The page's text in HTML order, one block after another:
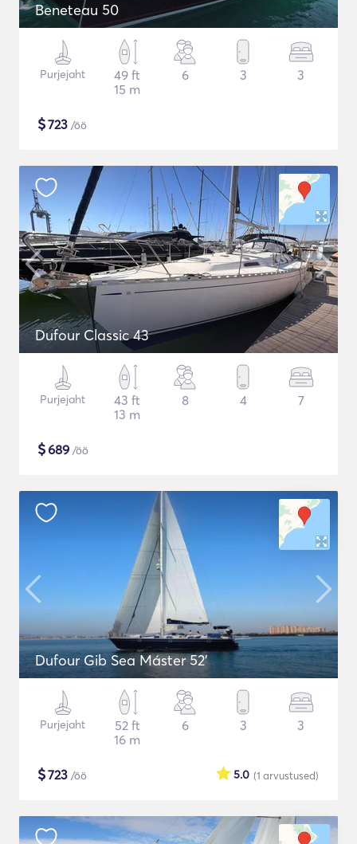
Beneteau 50
Purjejaht
49 ft
15 m
6 3 3
$723 /öö
Dufour Classic 43
Purjejaht
43 ft
13 m
8 4 7
$689 /öö
Dufour Gib Sea Máster 52’
Purjejaht
52 ft
16 m
6 3 3
$723 /öö (1 arvustused)
5.0